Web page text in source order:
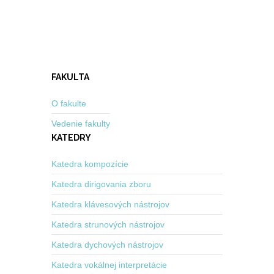
FAKULTA
O fakulte
Vedenie fakulty
KATEDRY
Katedra kompozície
Katedra dirigovania zboru
Katedra klávesových nástrojov
Katedra strunových nástrojov
Katedra dychových nástrojov
Katedra vokálnej interpretácie